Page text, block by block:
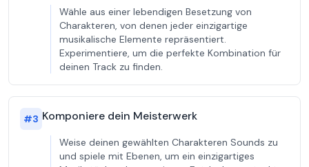
Wähle aus einer lebendigen Besetzung von
Charakteren, von denen jeder einzigartige
musikalische Elemente repräsentiert.
Experimentiere, um die perfekte Kombination für
deinen Track zu finden.
#3 Komponiere dein Meisterwerk
Weise deinen gewählten Charakteren Sounds zu
und spiele mit Ebenen, um ein einzigartiges